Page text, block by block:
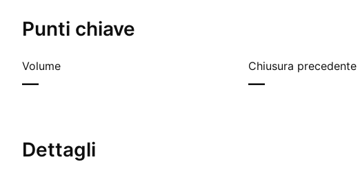
Punti chiave
Volume
—
Chiusura precedente
—
Dettagli